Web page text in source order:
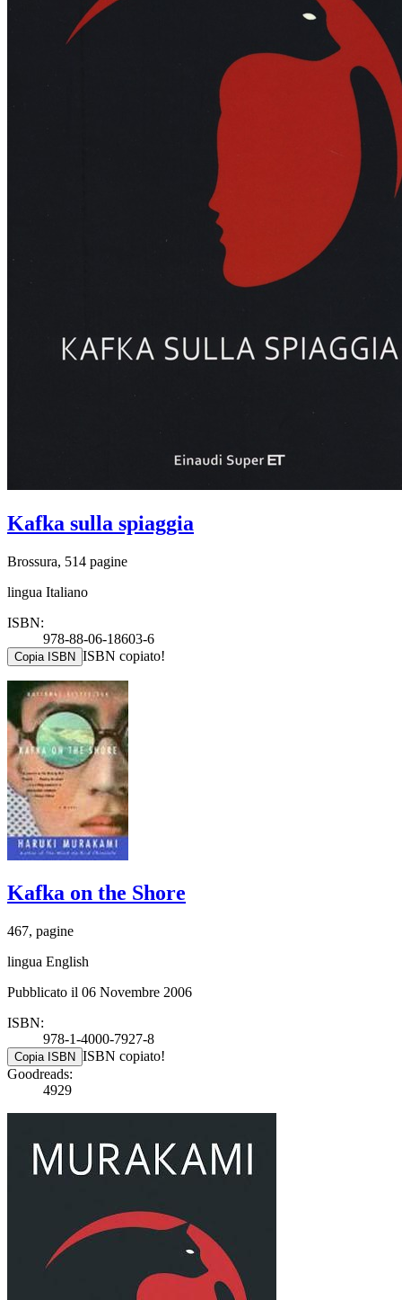
Kafka sulla spiaggia
Brossura, 514 pagine
lingua Italiano
ISBN:
978-88-06-18603-6
Copia ISBN ISBN copiato!
Kafka on the Shore
467, pagine
lingua English
Pubblicato il 06 Novembre 2006
ISBN:
978-1-4000-7927-8
Copia ISBN ISBN copiato!
Goodreads:
4929